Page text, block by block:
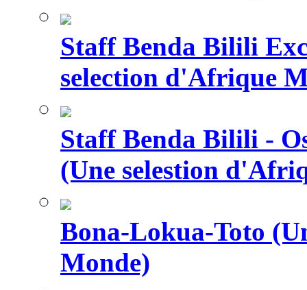
Staff Benda Bilili
selection d'Afrique
Staff Benda Bilili -
(Une selestion
Bona-Lokua-Toto
Monde)